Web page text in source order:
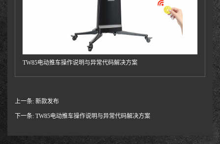
TW85电动推车操作说明与异常代码解决方案
上一条: 新款发布
下一条: TW85电动推车操作说明与异常代码解决方案